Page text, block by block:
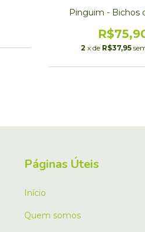
Pinguim - Bichos
2 x de R$37,95
Páginas Úteis
Início
Quem somos